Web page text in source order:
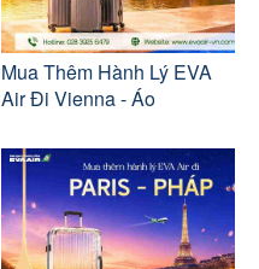
Mua Thêm Hành Lý EVA
Air Đi Vienna - Áo